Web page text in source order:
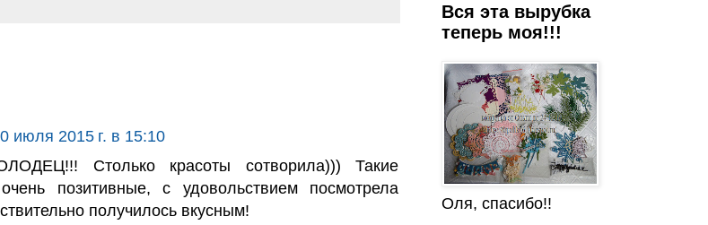
июля 2015 г. в 15:10
Столько красоты сотворила))) Такие
позитивные, с удовольствием посмотрела
получилось вкусным!
Вся эта вырубка
теперь моя!!!
Оля, спасибо!!